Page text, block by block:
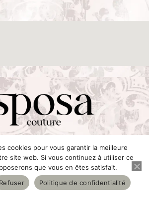
© 2025 Sposa couture
L'ENTREPRISE
cookies pour vous garantir la meilleure
site web. Si vous continuez à utiliser ce
que vous en êtes satisfait.
Refuser Politique de confidentialité